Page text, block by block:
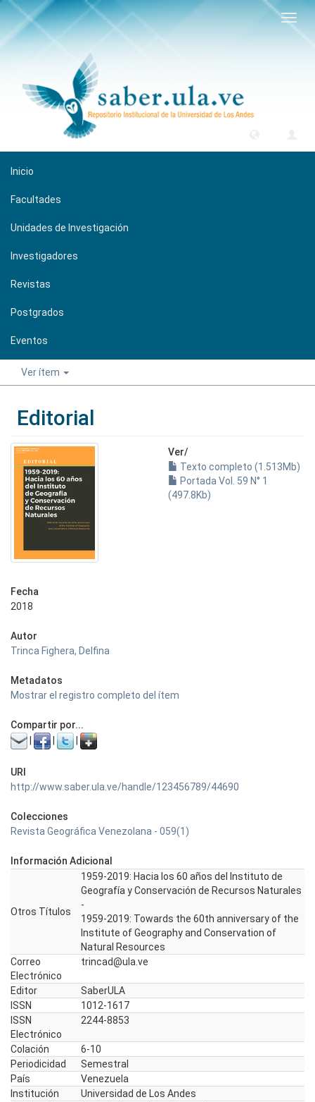
Inicio
Facultades
Unidades de Investigación
Investigadores
Revistas
Postgrados
Eventos
Ver ítem
Editorial
Ver/
Texto completo (1.513Mb)
Portada Vol. 59 N° 1
(497.8Kb)
Fecha
2018
Autor
Trinca Fighera, Delfina
Metadatos
Mostrar el registro completo del ítem
Compartir por...
URI
http://www.saber.ula.ve/handle/123456789/44690
Colecciones
Revista Geográfica Venezolana - 059(1)
Información Adicional
Otros Títulos
1959-2019: Hacia los 60 años del Instituto de
Geografía y Conservación de Recursos Naturales
-
1959-2019: Towards the 60th anniversary of the
Institute of Geography and Conservation of
Natural Resources
Correo
Electrónico
trincad@ula.ve
Editor
SaberULA
ISSN
1012-1617
ISSN
Electrónico
2244-8853
Colación
6-10
Periodicidad
Semestral
País
Venezuela
Institución
Universidad de Los Andes